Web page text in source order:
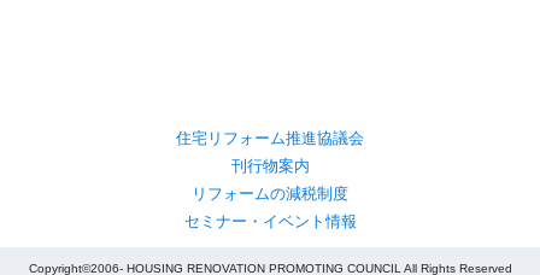
住宅リフォーム推進協議会
刊行物案内
リフォームの減税制度
セミナー・イベント情報
Copyright©2006- HOUSING RENOVATION PROMOTING COUNCIL All Rights Reserved